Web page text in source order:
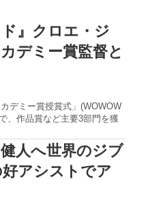
』クロエ・ジ
デミー賞監督と
デミー賞授賞式」(WOWOW
、作品賞など主要3部門を獲
人へ世界のジブ
アシストでア